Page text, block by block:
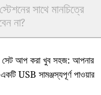
সাথে মানচিত্রে
না?
সেট আপ করা খুব সহজ: আপনার
USB সামঞ্জস্যপূর্ণ পাওয়ার